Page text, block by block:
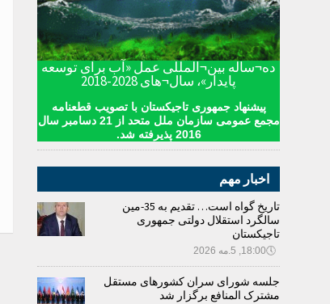
ده¬ساله بین¬المللی عمل «آب برای توسعه
پایدار»، سال¬های 2028-2018
پیشنهاد جمهوری تاجیکستان با تصویب قطعنامه
مجمع عمومی سازمان ملل متحد از 21 دسامبر سال
2016 پذیرفته شد.
اخبار مهم
تاریخ گواه است… تقدیم به 35-مین
سالگرد استقلال دولتی جمهوری
تاجیکستان
🕔18:00, 5.مه 2026
جلسه شورای سران کشورهای مستقل
مشترک المنافع برگزار شد